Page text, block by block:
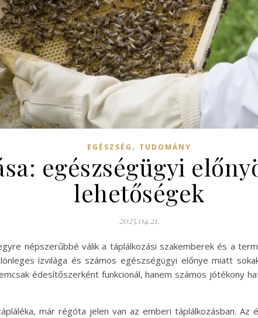
EGÉSZSÉG , TUDOMÁNY
egészségügyi
lehetőségek
2025.04.21.
népszerűbbé válik a táplálkozási szakemberek és a
ízvilága és számos egészségügyi előnye miatt
édesítőszerként funkcionál, hanem számos jótékony
már régóta jelen van az emberi táplálkozásban. Az